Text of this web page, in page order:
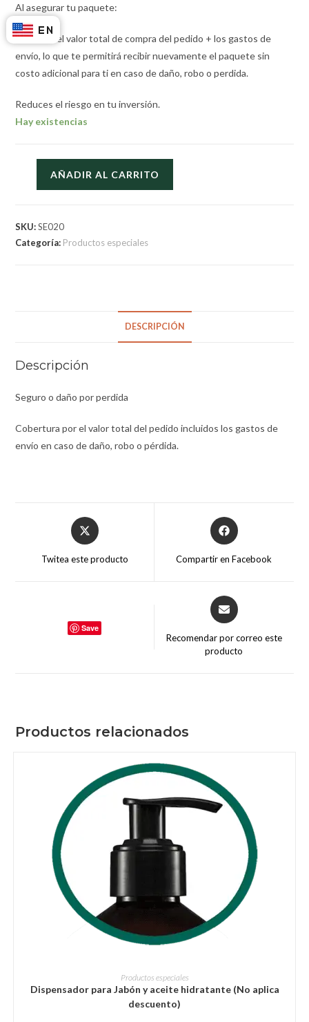
Al asegurar tu paquete:
Recibirás el valor total de compra del pedido + los gastos de
envío, lo que te permitirá recibir nuevamente el paquete sin
costo adicional para ti en caso de daño, robo o perdida.
Reduces el riesgo en tu inversión.
Hay existencias
AÑADIR AL CARRITO
SKU:SE020
Categoría: Productos especiales
DESCRIPCIÓN
Descripción
Seguro o daño por perdida
Cobertura por el valor total del pedido incluidos los gastos de
envío en caso de daño, robo o pérdida.
Twitea este producto Compartir en Facebook
Save
Recomendar por correo este
producto
Productos relacionados
AÑADIR AL CARRITO
Productos especiales
Dispensador para Jabón y aceite hidratante (No aplica
descuento)